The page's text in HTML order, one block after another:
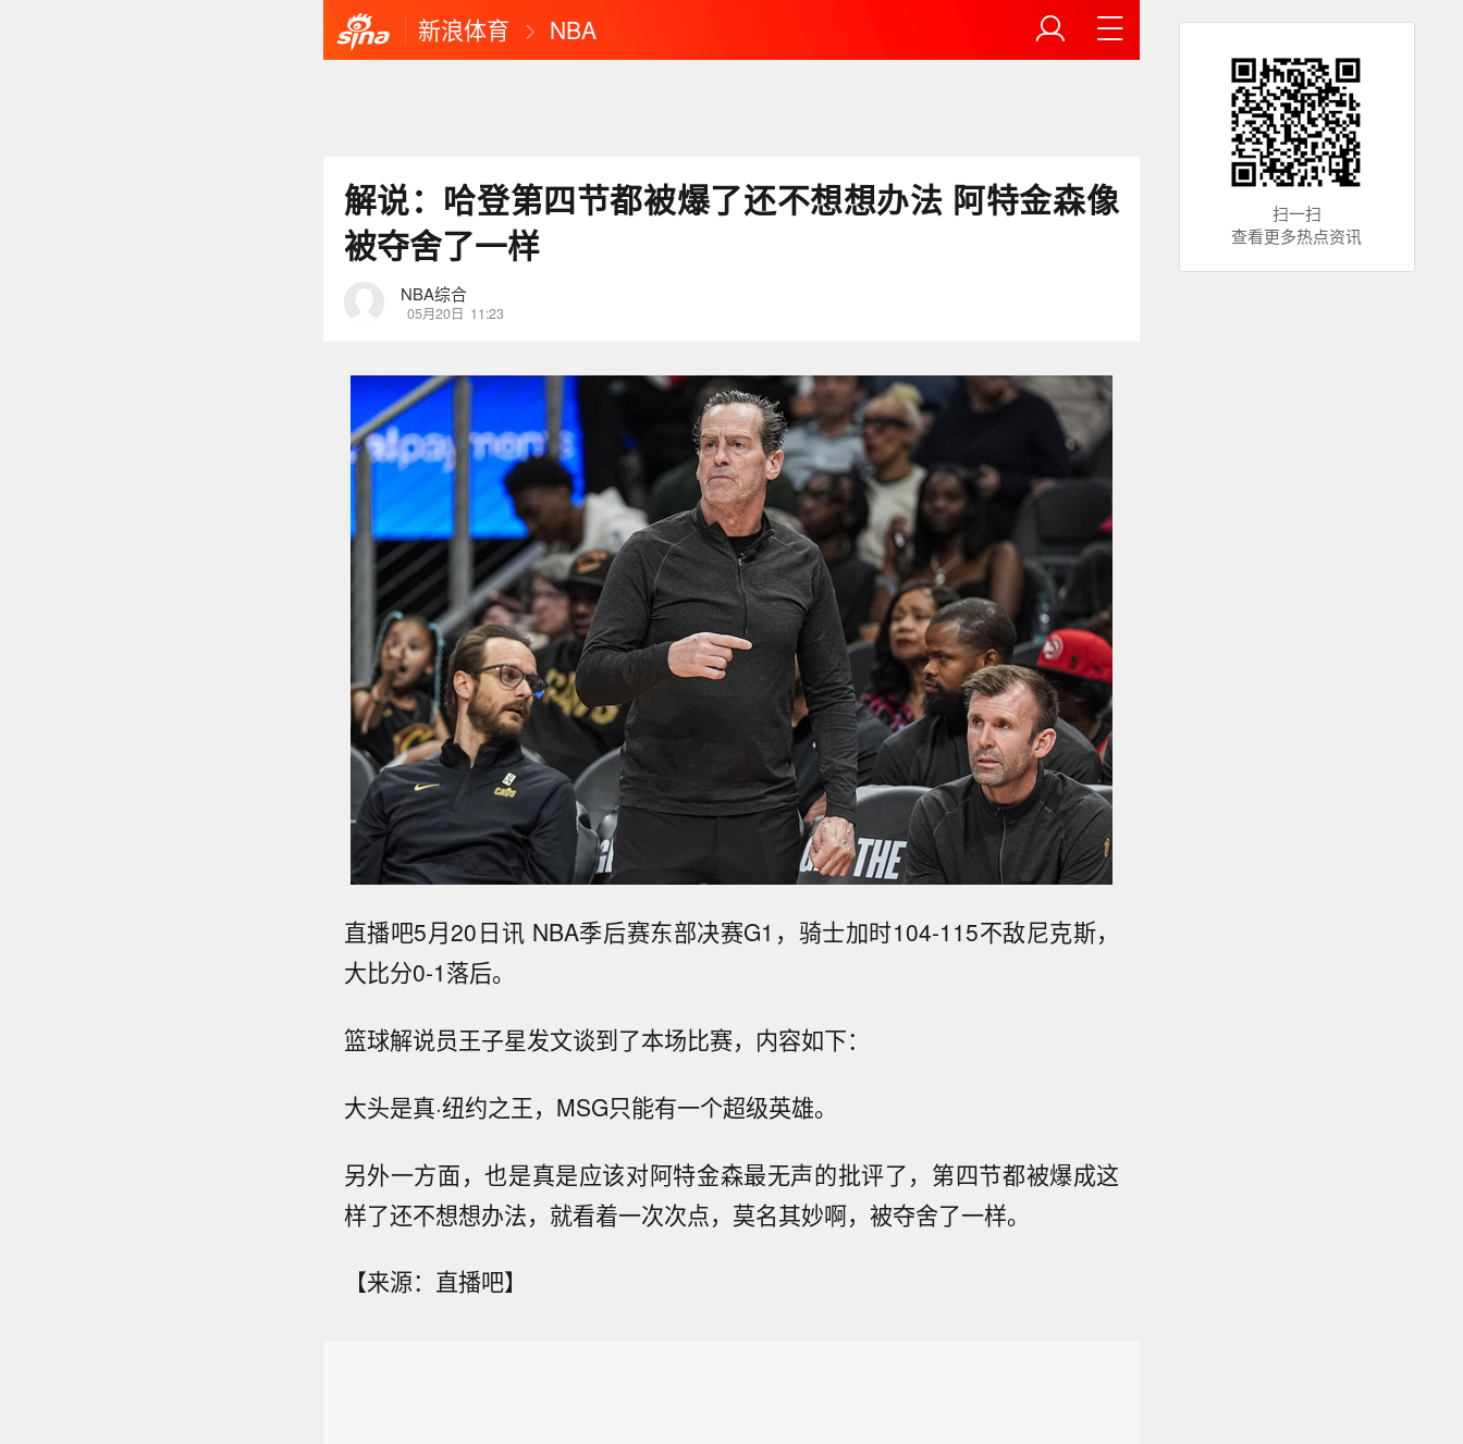
新浪体育 NBA
解说：哈登第四节都被爆了还不想想办法 阿特金森像
被夺舍了一样
NBA综合
05月20日 11:23
直播吧5月20日讯 NBA季后赛东部决赛G1，骑士加时104-115不敌尼克斯，
大比分0-1落后。
篮球解说员王子星发文谈到了本场比赛，内容如下：
大头是真·纽约之王，MSG只能有一个超级英雄。
另外一方面，也是真是应该对阿特金森最无声的批评了，第四节都被爆成这
样了还不想想办法，就看着一次次点，莫名其妙啊，被夺舍了一样。
【来源：直播吧】
扫一扫
查看更多热点资讯